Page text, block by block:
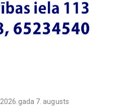
2026.gada 7. augusts